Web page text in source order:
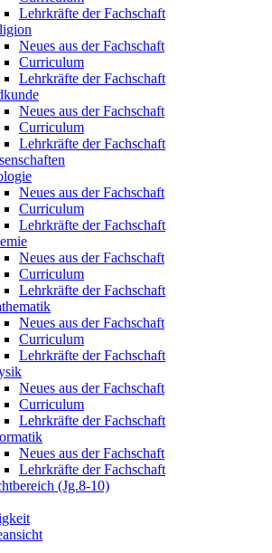
Lehrkräfte der Fachschaft
Neues aus der Fachschaft
Curriculum
Lehrkräfte der Fachschaft
Neues aus der Fachschaft
Curriculum
Lehrkräfte der Fachschaft
Neues aus der Fachschaft
Curriculum
Lehrkräfte der Fachschaft
Neues aus der Fachschaft
Curriculum
Lehrkräfte der Fachschaft
Neues aus der Fachschaft
Curriculum
Lehrkräfte der Fachschaft
Neues aus der Fachschaft
Curriculum
Lehrkräfte der Fachschaft
Neues aus der Fachschaft
Lehrkräfte der Fachschaft
(Jg.8-10)